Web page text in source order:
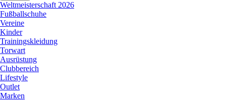
Weltmeisterschaft 2026
Fußballschuhe
Vereine
Kinder
Trainingskleidung
Torwart
Ausrüstung
Clubbereich
Lifestyle
Outlet
Marken